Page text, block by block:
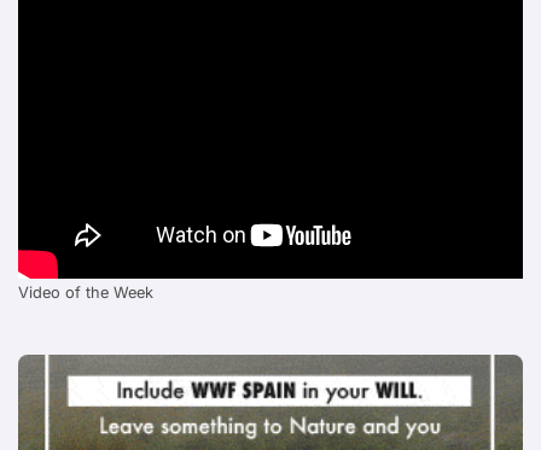
Video of the Week